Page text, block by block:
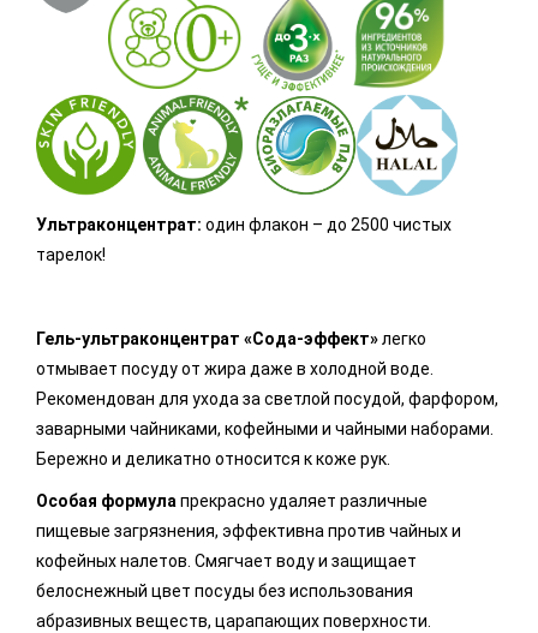
Ультраконцентрат: один флакон – до 2500 чистых
тарелок!
Гель-ультраконцентрат «Сода-эффект»легко
отмывает посуду от жира даже в холодной воде.
Рекомендован для ухода за светлой посудой, фарфором,
заварными чайниками, кофейными и чайными наборами.
Бережно и деликатно относится к коже рук.
Особая формулапрекрасно удаляет различные
пищевые загрязнения, эффективна против чайных и
кофейных налетов. Смягчает воду и защищает
белоснежный цвет посуды без использования
абразивных веществ, царапающих поверхности.